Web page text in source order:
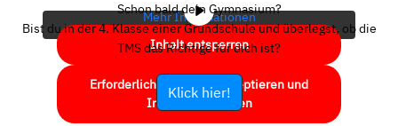
Mehr Informationen
Inhalt entsperren
Erforderlichen Service akzeptieren und
Inhalte entsperren
Schon bald dein Gymnasium?
Bist du in der 4. Klasse einer Grundschule und überlegst, ob die
TMS das Richtige für dich ist?
Klick hier!